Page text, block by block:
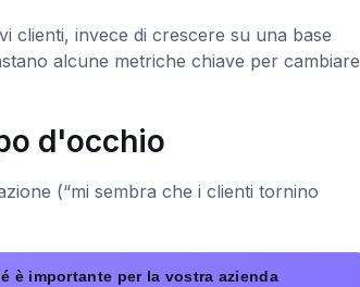
clienti, invece di crescere su una base
alcune metriche chiave per cambiare
d'occhio
(“mi sembra che i clienti tornino
è importante per la vostra azienda